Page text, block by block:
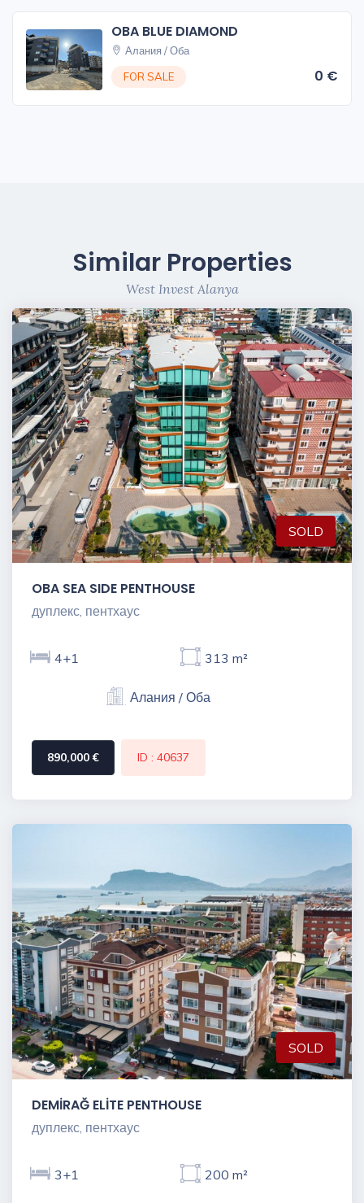
OBA BLUE DIAMOND
Алания / Оба
FOR SALE
0 €
Similar Properties
West Invest Alanya
SOLD
OBA SEA SIDE PENTHOUSE
дуплекс, пентхаус
4+1 313 m²
Алания / Оба
890,000 € ID : 40637
SOLD
DEMİRAĞ ELİTE PENTHOUSE
дуплекс, пентхаус
3+1 200 m²